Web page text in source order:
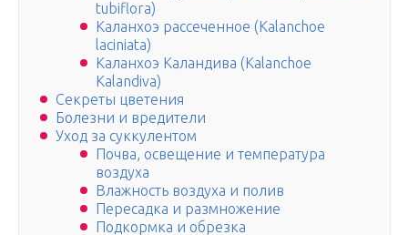
tubiflora)
Каланхоэ рассеченное (Kalanchoe
laciniata)
Каланхоэ Каландива (Kalanchoe
Kalandiva)
Секреты цветения
Болезни и вредители
Уход за суккулентом
Почва, освещение и температура
воздуха
Влажность воздуха и полив
Пересадка и размножение
Подкормка и обрезка